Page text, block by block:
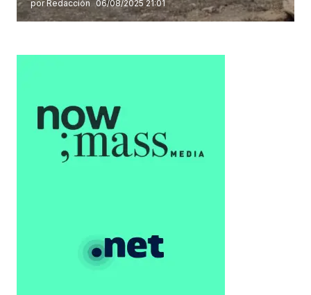
por Redacción 06/08/2025 21:01